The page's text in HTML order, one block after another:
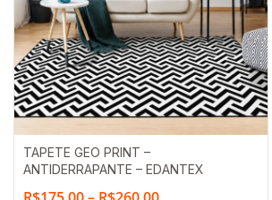
TAPETE GEO PRINT –
ANTIDERRAPANTE – EDANTEX
de